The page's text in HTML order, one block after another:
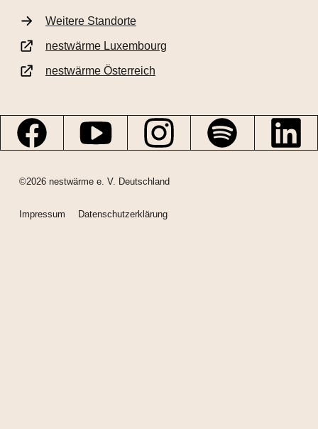
Weitere Standorte
nestwärme Luxembourg
nestwärme Österreich
©2026 nestwärme e. V. Deutschland
Impressum Datenschutzerklärung